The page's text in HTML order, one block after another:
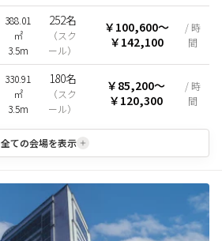
388.01
㎡
3.5m
252名
（スク
ール）
￥100,600〜
￥142,100
/ 時
間
330.91
㎡
3.5m
180名
（スク
ール）
￥85,200〜
￥120,300
/ 時
間
全ての会場を表示